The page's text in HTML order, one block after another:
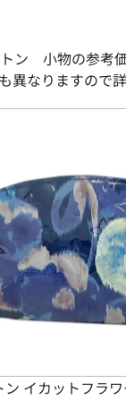
ン 小物の参考
異なりますので
イカットフラ